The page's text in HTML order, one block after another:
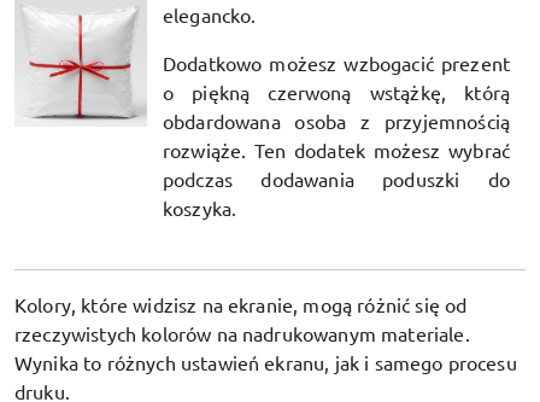
elegancko.
Dodatkowo możesz wzbogacić prezent
o piękną czerwoną wstążkę, którą
obdardowana osoba z przyjemnością
rozwiąże. Ten dodatek możesz wybrać
podczas dodawania poduszki do
koszyka.
Kolory, które widzisz na ekranie, mogą różnić się od
rzeczywistych kolorów na nadrukowanym materiale.
Wynika to różnych ustawień ekranu, jak i samego procesu
druku.